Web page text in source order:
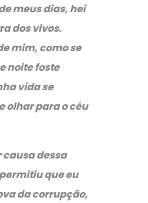
meus dias, hei
dos vivos.
mim, como se
noite foste
vida se
olhar para o céu
causa dessa
que eu
da corrupção,